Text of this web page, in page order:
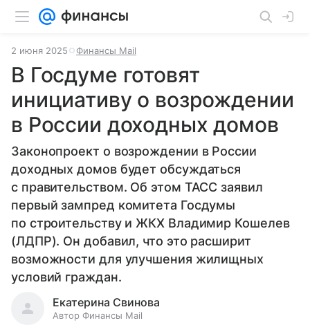
2 июня 2025 Финансы Mail
В Госдуме готовят
инициативу о возрождении
в России доходных домов
Законопроект о возрождении в России
доходных домов будет обсуждаться
с правительством. Об этом ТАСС заявил
первый зампред комитета Госдумы
по строительству и ЖКХ Владимир Кошелев
(ЛДПР). Он добавил, что это расширит
возможности для улучшения жилищных
условий граждан.
Екатерина Свинова
Автор Финансы Mail